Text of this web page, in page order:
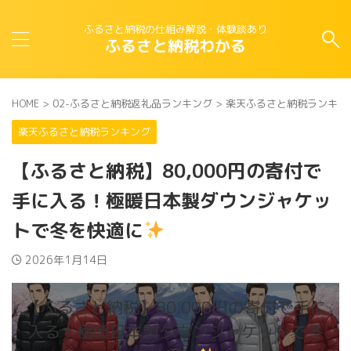
ふるさと納税の仕組み解説・体験談あり
ふるさと納税わかる
HOME > 02-ふるさと納税返礼品ランキング > 楽天ふるさと納税ランキン
楽天ふるさと納税ランキング
【ふるさと納税】80,000円の寄付で
手に入る！極暖日本製ダウンジャケッ
トで冬を快適に
2026年1月14日
【ふるさと納税】80,000円の寄付で手に
入る！極暖日本製ダウンジャケットで冬